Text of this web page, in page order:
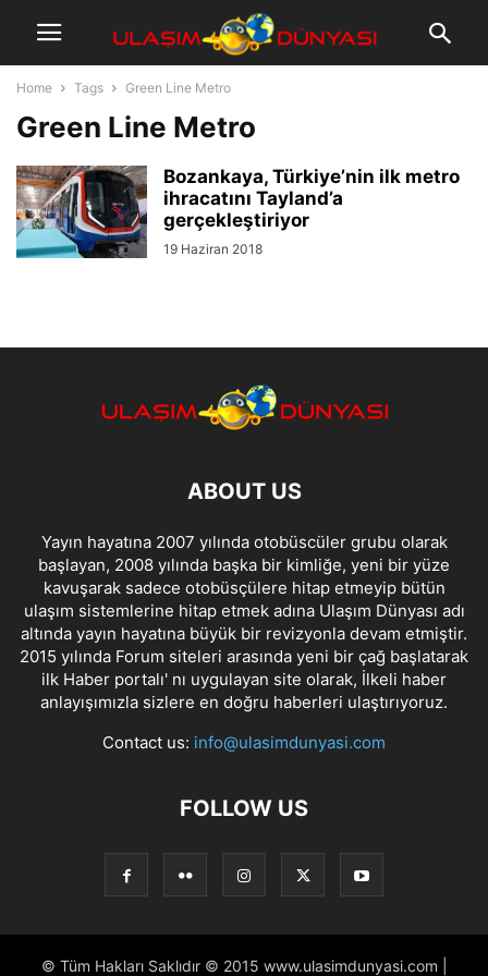
Home Tags Green Line Metro
Green Line Metro
Bozankaya, Türkiye’nin ilk metro
ihracatını Tayland’a
gerçekleştiriyor
19 Haziran 2018
ABOUT US
Yayın hayatına 2007 yılında otobüscüler grubu olarak
başlayan, 2008 yılında başka bir kimliğe, yeni bir yüze
kavuşarak sadece otobüsçülere hitap etmeyip bütün
ulaşım sistemlerine hitap etmek adına Ulaşım Dünyası adı
altında yayın hayatına büyük bir revizyonla devam etmiştir.
2015 yılında Forum siteleri arasında yeni bir çağ başlatarak
ilk Haber portalı' nı uygulayan site olarak, İlkeli haber
anlayışımızla sizlere en doğru haberleri ulaştırıyoruz.
Contact us: info@ulasimdunyasi.com
FOLLOW US
© Tüm Hakları Saklıdır © 2015 www.ulasimdunyasi.com |